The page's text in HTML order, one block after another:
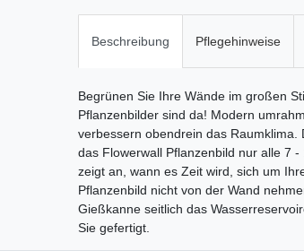
Beschreibung Pflegehinweise
Begrünen Sie Ihre Wände im großen
Pflanzenbilder sind da! Modern
verbessern obendrein das
das Flowerwall Pflanzenbild nur alle 7
zeigt an, wann es Zeit wird, sich um
Pflanzenbild nicht von der Wand
Gießkanne seitlich das
Sie gefertigt.